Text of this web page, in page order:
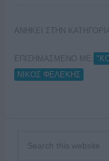
ΑΝΗΚΕΙ ΣΤΗΝ
ΕΠΙΣΗΜΑΣΜΕΝΟ ΜΕ:
ΝΙΚΟΣ ΦΕΛΕΚΗΣ